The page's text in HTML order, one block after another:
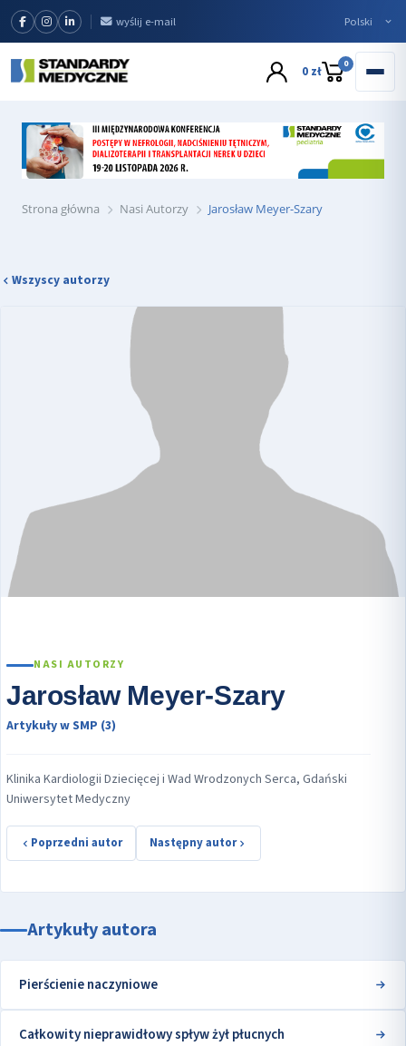
wyślij e-mail
0 zł 0
Strona główna Nasi Autorzy Jarosław Meyer-Szary
Wszyscy autorzy
NASI AUTORZY
Jarosław Meyer-Szary
Artykuły w SMP (3)
Klinika Kardiologii Dziecięcej i Wad Wrodzonych Serca, Gdański
Uniwersytet Medyczny
Poprzedni autor Następny autor
Artykuły autora
Pierścienie naczyniowe
Całkowity nieprawidłowy spływ żył płucnych